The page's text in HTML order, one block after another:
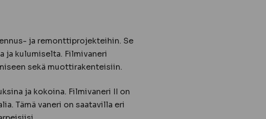
ja remonttiprojekteihin. Se
ja kulumiselta. Filmivaneri
sekä muottirakenteisiin.
ja kokoina. Filmivaneri II on
Tämä vaneri on saatavilla eri